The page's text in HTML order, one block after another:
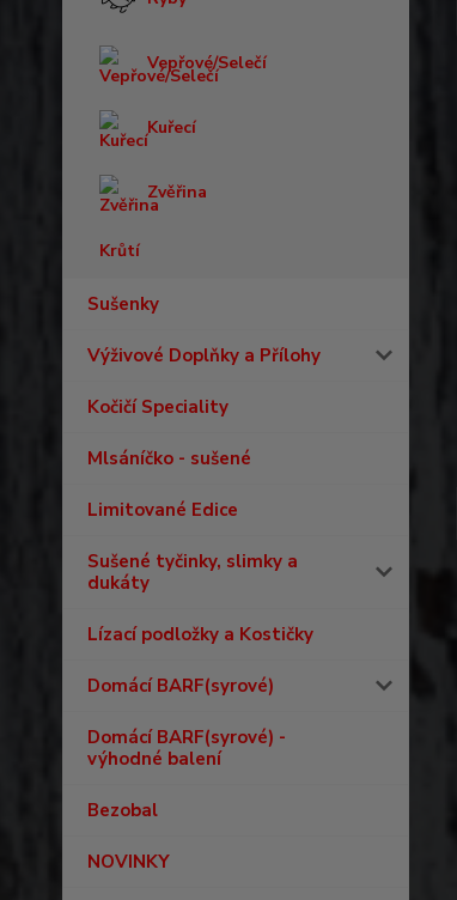
Vepřové/Selečí
Kuřecí
Zvěřina
Krůtí
Sušenky
Výživové Doplňky a Přílohy
Kočičí Speciality
Mlsáníčko - sušené
Limitované Edice
Sušené tyčinky, slimky a
dukáty
Lízací podložky a Kostičky
Domácí BARF(syrové)
Domácí BARF(syrové) -
výhodné balení
Bezobal
NOVINKY